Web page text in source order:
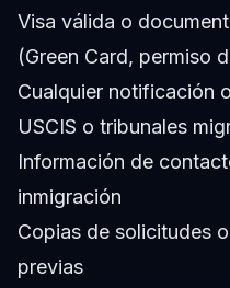
Visa válida o
(Green Card, permiso
Cualquier notificación
USCIS o tribunales
Información de
inmigración
Copias de solicitudes
previas